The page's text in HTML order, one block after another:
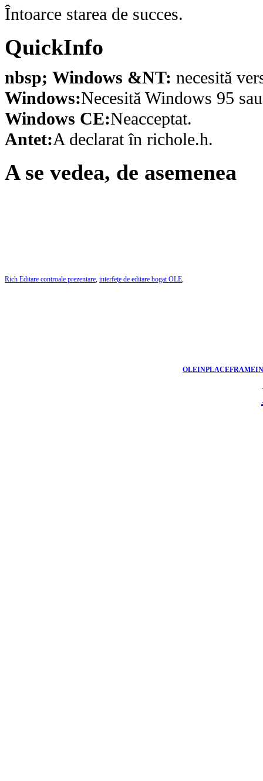
Întoarce starea de succes.
QuickInfo
nbsp; Windows &NT: necesită
Windows:Necesită Windows 95
Windows CE:Neacceptat.
Antet:A declarat în richole.h.
A se vedea, de asemenea
Rich Editare controale prezentare interfeţe de editare bogat OLE